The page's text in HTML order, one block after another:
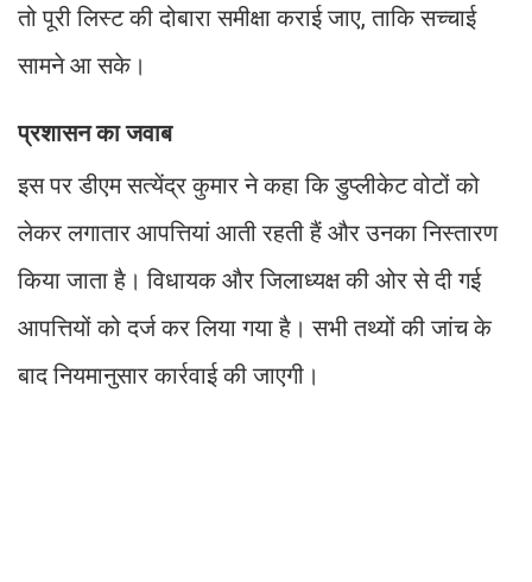
तो पूरी लिस्ट की दोबारा समीक्षा कराई जाए, ताकि सच्चाई
सामने आ सके।
प्रशासन का जवाब
इस पर डीएम सत्येंद्र कुमार ने कहा कि डुप्लीकेट वोटों को
लेकर लगातार आपत्तियां आती रहती हैं और उनका निस्तारण
किया जाता है। विधायक और जिलाध्यक्ष की ओर से दी गई
आपत्तियों को दर्ज कर लिया गया है। सभी तथ्यों की जांच के
बाद नियमानुसार कार्रवाई की जाएगी।